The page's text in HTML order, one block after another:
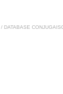
/ DATABASE